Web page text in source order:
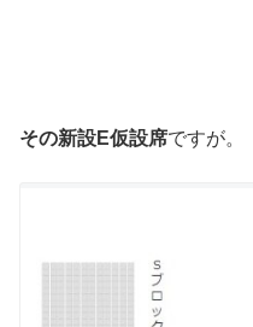
その新設E仮設席ですが。